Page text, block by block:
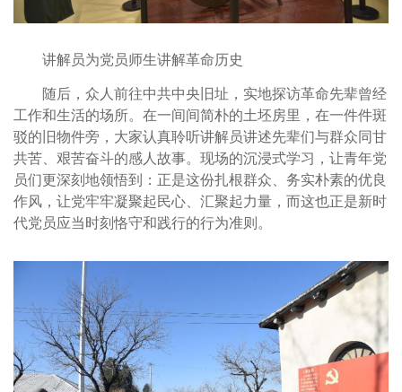
讲解员为党员师生讲解革命历史
随后，众人前往中共中央旧址，实地探访革命先辈曾经
工作和生活的场所。在一间间简朴的土坯房里，在一件件斑
驳的旧物件旁，大家认真聆听讲解员讲述先辈们与群众同甘
共苦、艰苦奋斗的感人故事。现场的沉浸式学习，让青年党
员们更深刻地领悟到：正是这份扎根群众、务实朴素的优良
作风，让党牢牢凝聚起民心、汇聚起力量，而这也正是新时
代党员应当时刻恪守和践行的行为准则。